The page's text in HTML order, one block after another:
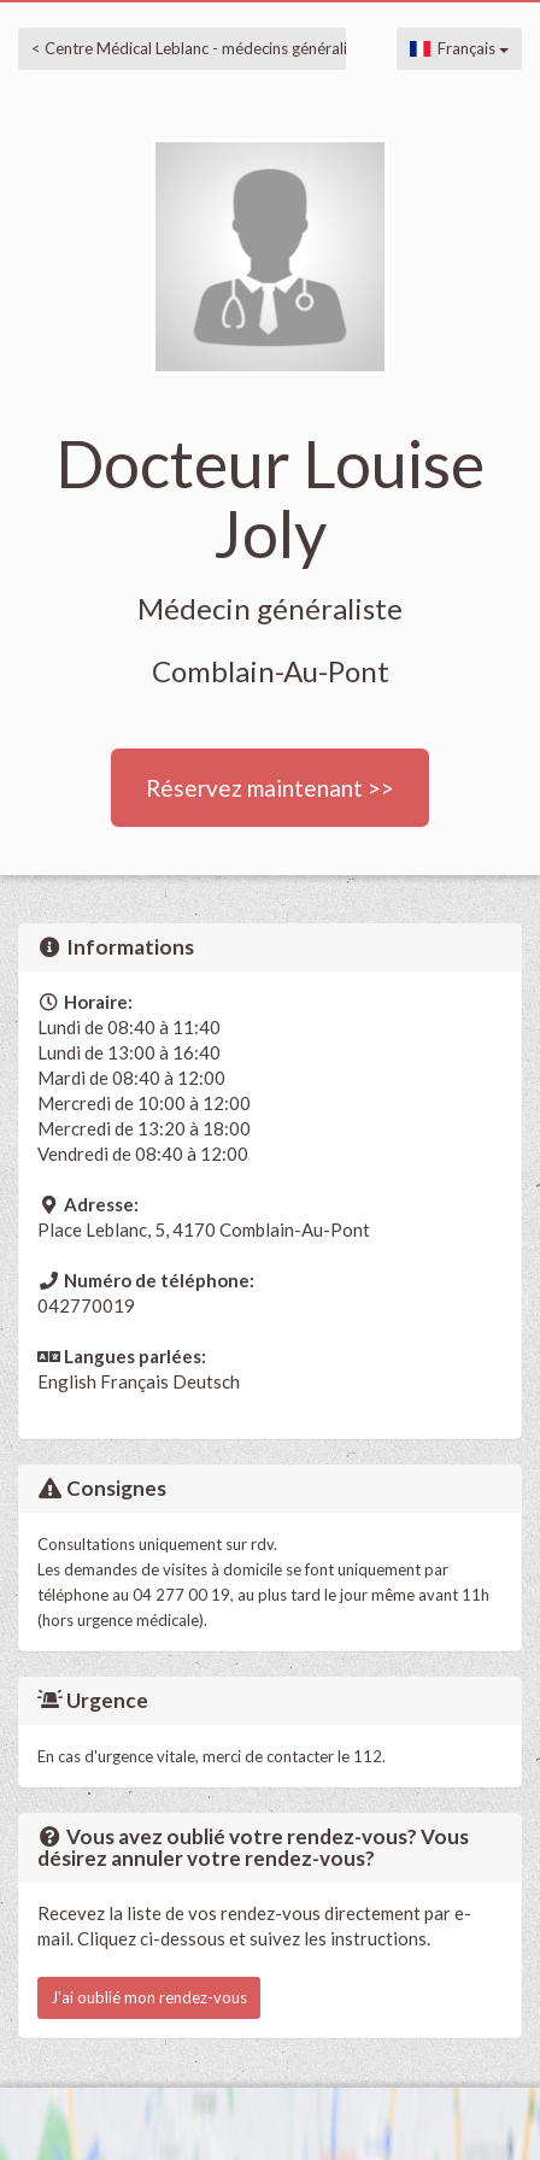
< Centre Médical Leblanc - médecins généralistes Français
Docteur Louise
Joly
Médecin généraliste
Comblain-Au-Pont
Réservez maintenant >>
Informations
Horaire:
Lundi de 08:40 à 11:40
Lundi de 13:00 à 16:40
Mardi de 08:40 à 12:00
Mercredi de 10:00 à 12:00
Mercredi de 13:20 à 18:00
Vendredi de 08:40 à 12:00
Adresse:
Place Leblanc, 5, 4170 Comblain-Au-Pont
Numéro de téléphone:
042770019
Langues parlées:
English Français Deutsch
Consignes
Consultations uniquement sur rdv.
Les demandes de visites à domicile se font uniquement par
téléphone au 04 277 00 19, au plus tard le jour même avant 11h
(hors urgence médicale).
Urgence
En cas d'urgence vitale, merci de contacter le 112.
Vous avez oublié votre rendez-vous? Vous
désirez annuler votre rendez-vous?
Recevez la liste de vos rendez-vous directement par e-
mail. Cliquez ci-dessous et suivez les instructions.
J'ai oublié mon rendez-vous